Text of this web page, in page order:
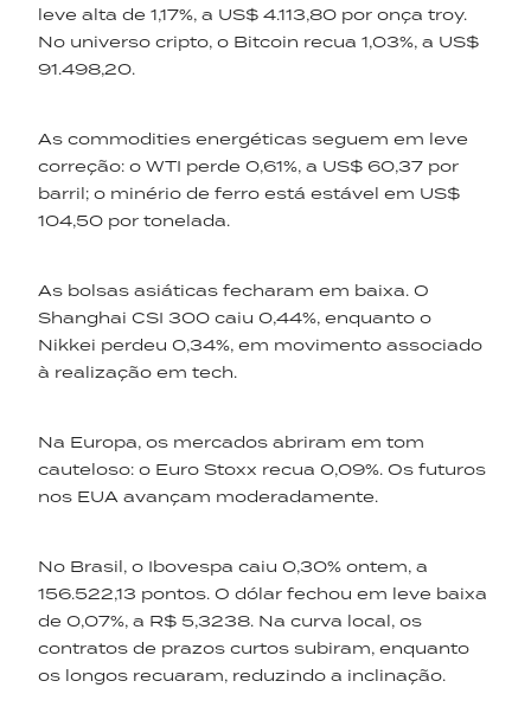
leve alta de 1,17%, a US$ 4.113,80 por onça troy.
No universo cripto, o Bitcoin recua 1,03%, a US$
91.498,20.
As commodities energéticas seguem em leve
correção: o WTI perde 0,61%, a US$ 60,37 por
barril; o minério de ferro está estável em US$
104,50 por tonelada.
As bolsas asiáticas fecharam em baixa. O
Shanghai CSI 300 caiu 0,44%, enquanto o
Nikkei perdeu 0,34%, em movimento associado
à realização em tech.
Na Europa, os mercados abriram em tom
cauteloso: o Euro Stoxx recua 0,09%. Os futuros
nos EUA avançam moderadamente.
No Brasil, o Ibovespa caiu 0,30% ontem, a
156.522,13 pontos. O dólar fechou em leve baixa
de 0,07%, a R$ 5,3238. Na curva local, os
contratos de prazos curtos subiram, enquanto
os longos recuaram, reduzindo a inclinação.